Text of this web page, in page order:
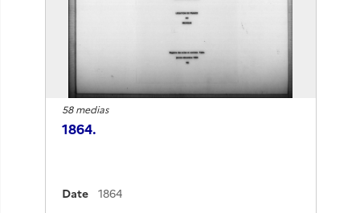
58 medias
1864.
Date
1864